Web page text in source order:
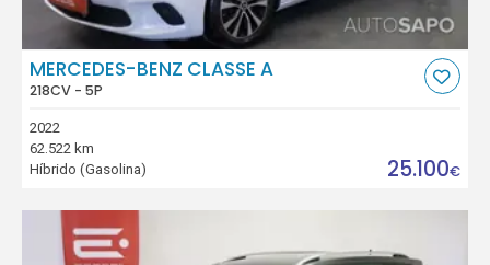
MERCEDES-BENZ CLASSE A
218CV - 5P
2022
62.522 km
Híbrido (Gasolina)
25.100€